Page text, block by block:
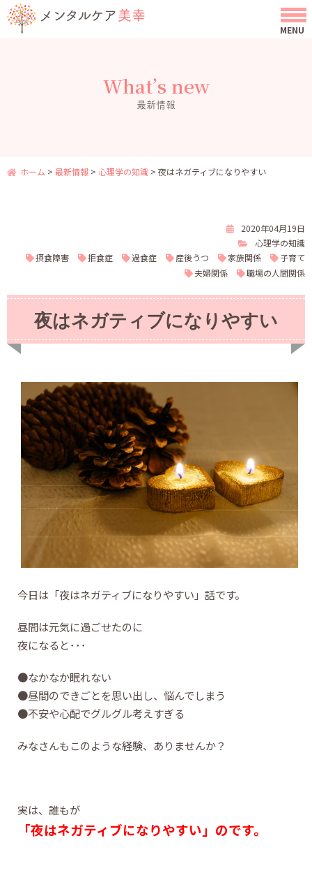
What’s new
最新情報
ホーム > 最新情報 > 心理学の知識 > 夜はネガティブになりやすい
2020年04月19日
心理学の知識
摂食障害
拒食症 過食症 産後うつ 家族関係
子育て
夫婦関係
職場の人間関係
夜はネガティブになりやすい
今日は「夜はネガティブになりやすい」話です。
昼間は元気に過ごせたのに
夜になると･･･
●なかなか眠れない
●昼間のできごとを思い出し、悩んでしまう
●不安や心配でグルグル考えすぎる
みなさんもこのような経験、ありませんか？
実は、誰もが
「夜はネガティブになりやすい」のです。